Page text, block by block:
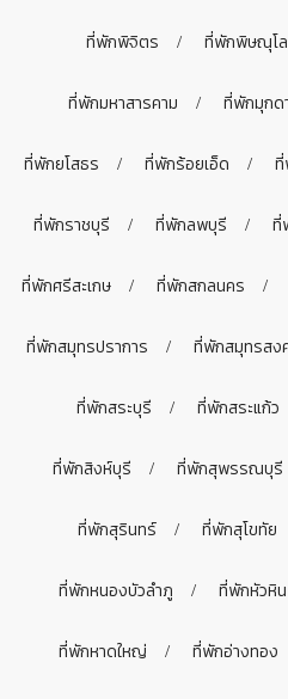
ที่พักพิจิตร ที่พักพิษณุโ
ที่พักมหาสารคาม ที่พักมุกด
ที่พักยโสธร ที่พักร้อยเอ็ด
ที่พักราชบุรี ที่พักลพบุรี ที่
ที่พักศรีสะเกษ ที่พักสกลนคร
ที่พักสมุทรปราการ ที่พักสมุทรสง
ที่พักสระบุรี ที่พักสระแก้ว
ที่พักสิงห์บุรี ที่พักสุพรรณบุรี
ที่พักสุรินทร์ ที่พักสุโขทัย
ที่พักหนองบัวลำภู ที่พักหัวหิน
ที่พักหาดใหญ่ ที่พักอ่างทอง